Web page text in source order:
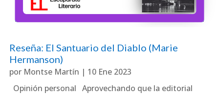
Reseña: El Santuario del Diablo (Marie
Hermanson)
por Montse Martín | 10 Ene 2023
Opinión personal Aprovechando que la editorial